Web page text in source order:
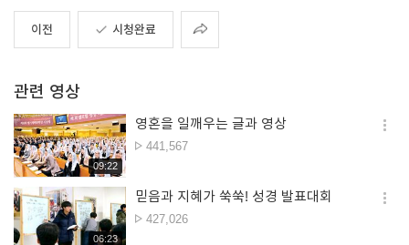
이전 시청완료 공유
관련 영상
재생시간
09:22
영혼을 일깨우는 글과 영상
조회수
441,567
옵션
재생시간
06:23
믿음과 지혜가 쑥쑥! 성경 발표대회
조회수
427,026
옵션